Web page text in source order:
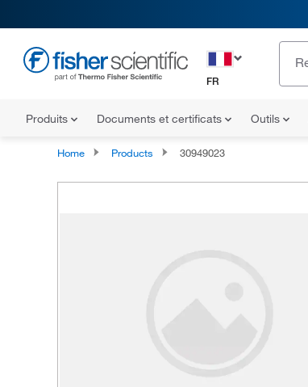
FR
Produits Documents et certificats Outils
Home Products 30949023